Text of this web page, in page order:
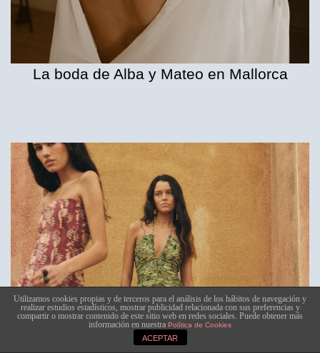
La boda de Alba y Mateo en Mallorca
Utilizamos cookies propias y de terceros para el análisis de los hábitos de navegación y
realizar estudios estadísticos, mostrar publicidad relacionada con sus preferencias y
compartir o mostrar contenido de este sitio web en redes sociales. Puede obtener más
información en nuestra Política de Cookies
ACEPTAR